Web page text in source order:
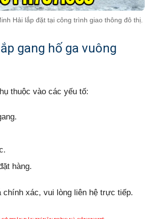
Hải lắp đặt tại công trình giao thông đô thị.
gang hố ga vuông
thuộc vào các yếu tố:
hàng.
chính xác, vui lòng liên hệ trực tiếp.